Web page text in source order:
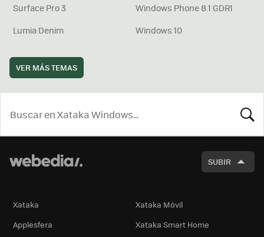
Surface Pro 3
Windows Phone 8.1 GDR1
Lumia Denim
Windows 10
VER MÁS TEMAS
SUBIR
Xataka
Xataka Móvil
Applesfera
Xataka Smart Home